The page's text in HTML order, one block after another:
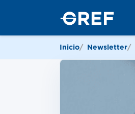
Inicio Newsletter